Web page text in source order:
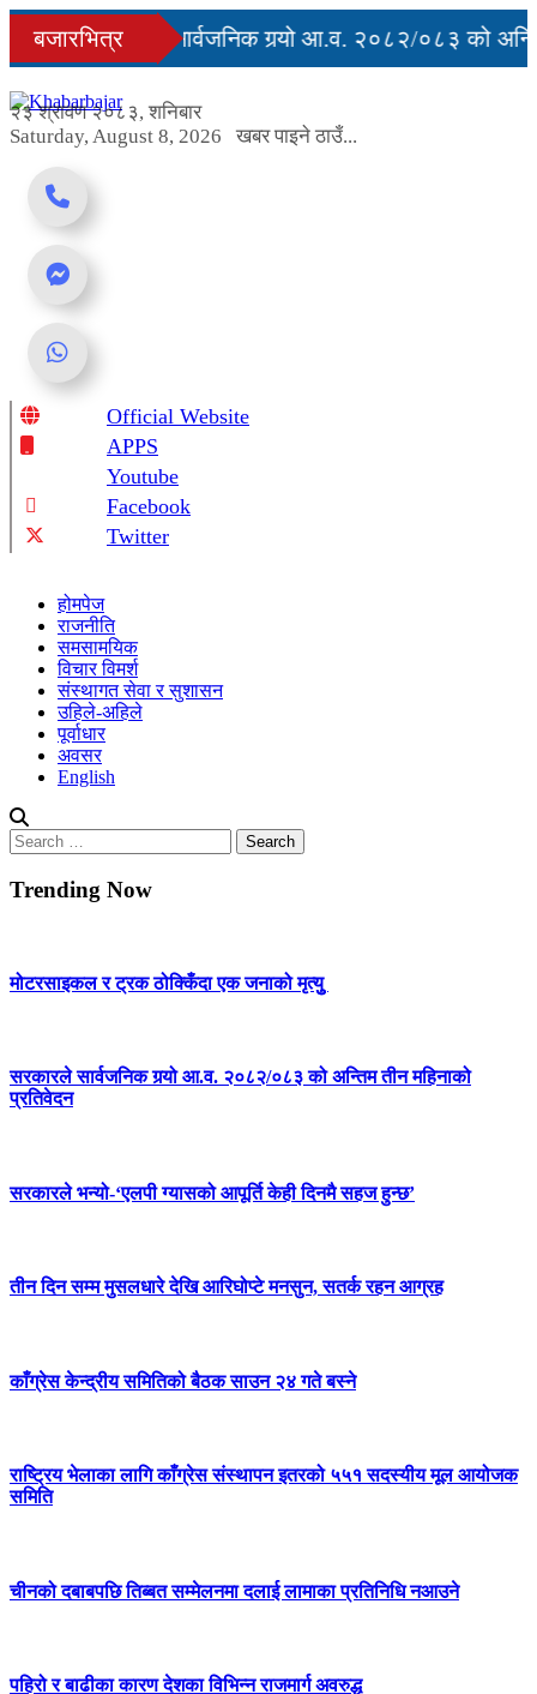
Skip
content
बजारभित्र
सरकारले सार्वजनिक गर्‍यो आ.व. २०८२/०८३ को अन्तिम
२३ श्रावण २०८३, शनिबार
Saturday, August 8, 2026
खबर पाइने ठाउँ...
Online News Portal
Official Website
APPS
Youtube
Facebook
Twitter
होमपेज
राजनीति
समसामयिक
विचार विमर्श
संस्थागत सेवा र सुशासन
उहिले-अहिले
पूर्वाधार
अवसर
English
Search
for:
Trending Now
मोटरसाइकल र ट्रक ठोक्किँदा एक जनाको मृत्युु
सरकारले सार्वजनिक गर्‍यो आ.व. २०८२/०८३ को अन्तिम तीन महिनाको
प्रतिवेदन
सरकारले भन्यो-‘एलपी ग्यासको आपूर्ति केही दिनमै सहज हुन्छ’
तीन दिन सम्म मुसलधारे देखि आरिघोप्टे मनसुन, सतर्क रहन आग्रह
काँग्रेस केन्द्रीय समितिको बैठक साउन २४ गते बस्ने
राष्ट्रिय भेलाका लागि काँग्रेस संस्थापन इतरको ५५१ सदस्यीय मूल आयोजक
समिति
चीनको दबाबपछि तिब्बत सम्मेलनमा दलाई लामाका प्रतिनिधि नआउने
पहिरो र बाढीका कारण देशका विभिन्न राजमार्ग अवरुद्ध